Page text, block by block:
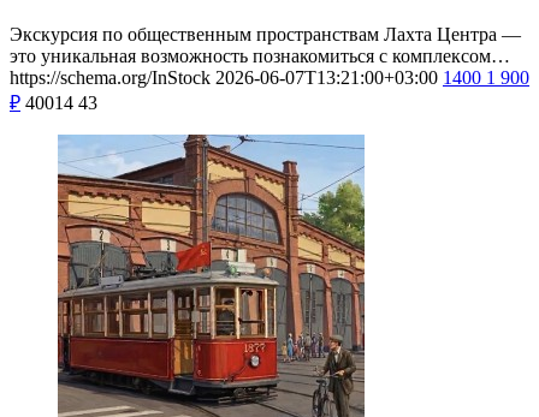
Экскурсия по общественным пространствам Лахта Центра —
это уникальная возможность познакомиться с комплексом…
https://schema.org/InStock 2026-06-07T13:21:00+03:00 1400 1 900
₽ 40014 43